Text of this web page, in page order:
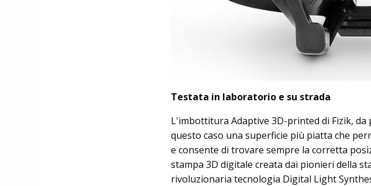
Testata in laboratorio e su strada
L'imbottitura Adaptive 3D-printed di Fizik,
questo caso una superficie più piatta che
e consente di trovare sempre la corretta
stampa 3D digitale creata dai pionieri della
rivoluzionaria tecnologia Digital Light